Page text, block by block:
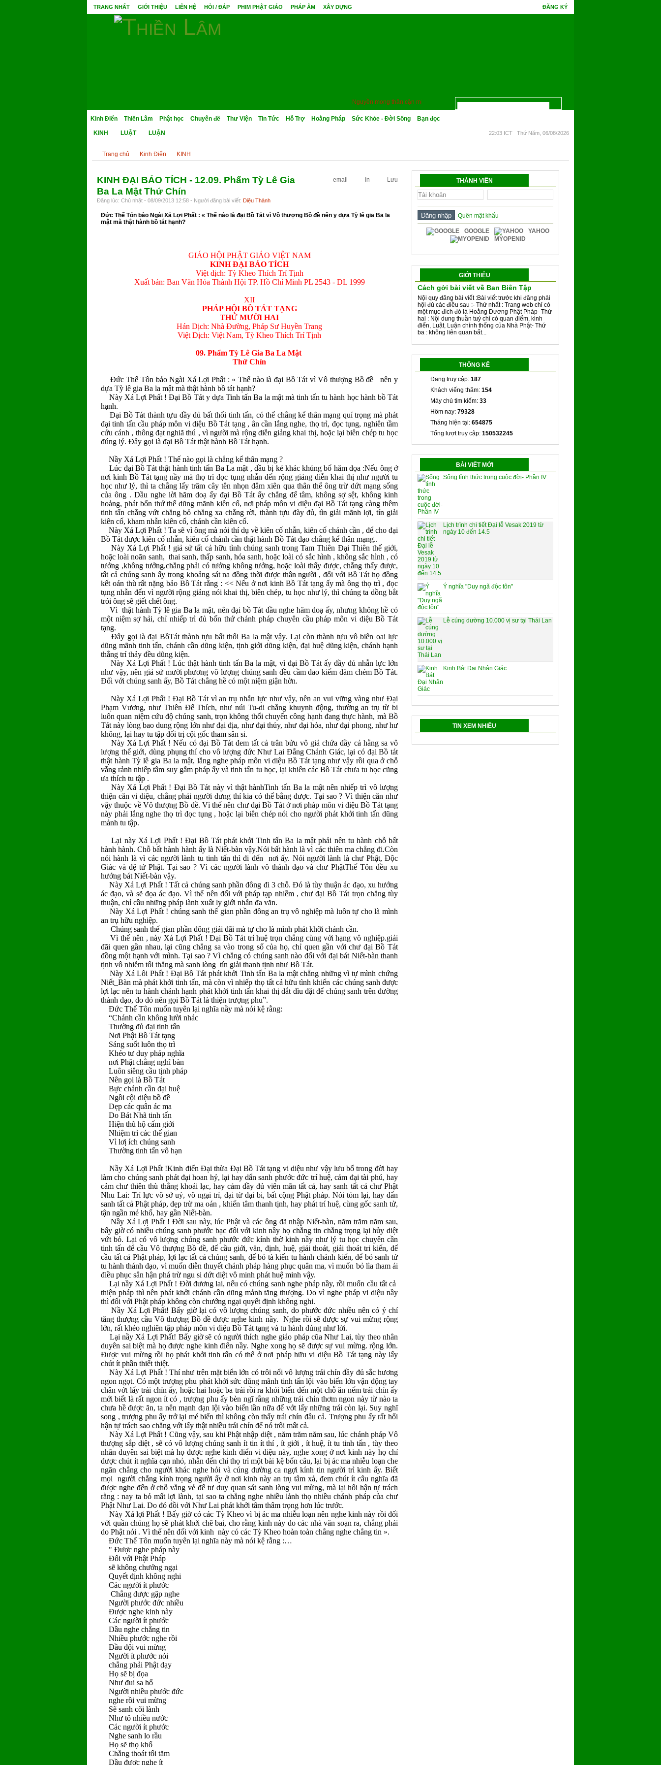
TRANG NHẤT GIỚI THIỆU LIÊN HỆ HỎI / ĐÁP PHIM PHẬT GIÁO PHÁP ÂM XÂY DỰNG ĐĂNG KÝ
Nguyền mong thân cận minh sư, quả Bồ Đề một đêm mà chín. Phúc gặp tình cờ tri thức, hoa Ưu Đàm mấy kiếp đâm
Kinh Điển
KINH LUẬT LUẬN
Thiền Lâm Phật học Chuyên đề Thư Viện Tin Tức Hỗ Trợ Hoằng Pháp Sức Khỏe - Đời Sống Bạn đọc
22:03 ICT Thứ Năm, 06/08/2026
Trang chủ Kinh Điển KINH
email In Lưu
KINH ĐẠI BẢO TÍCH - 12.09. Phẩm Tỳ Lê Gia
Ba La Mật Thứ Chín
Đăng lúc: Chủ nhật - 08/09/2013 12:58 - Người đăng bài viết: Diệu Thành
Ðức Thế Tôn bảo Ngài Xá Lợi Phất : « Thế nào là đại Bồ Tát vì Vô thượng Bồ đề nên y dựa Tỳ lê gia Ba la
mật mà thật hành bồ tát hạnh?
GIÁO HỘI PHẬT GIÁO VIỆT NAM
KINH ÐẠI BẢO TÍCH
Việt dịch: Tỳ Kheo Thích Trí Tịnh
Xuất bản: Ban Văn Hóa Thành Hội TP. Hồ Chí Minh PL 2543 - DL 1999
XII
PHÁP HỘI BỒ TÁT TẠNG
THỨ MƯỜI HAI
Hán Dịch: Nhà Đường, Pháp Sư Huyền Trang
Việt Dịch: Việt Nam, Tỳ Kheo Thích Trí Tịnh
09. Phẩm Tỳ Lê Gia Ba La Mật
Thứ Chín
Ðức Thế Tôn bảo Ngài Xá Lợi Phất : « Thế nào là đại Bồ Tát vì Vô thượng Bồ đề nên y
dựa Tỳ lê gia Ba la mật mà thật hành bồ tát hạnh?
Này Xá Lợi Phất ! Ðại Bồ Tát y dựa Tinh tấn Ba la mật mà tinh tấn tu hành học hành bồ Tát
hạnh.
Ðại Bồ Tát thành tựu đầy đủ bất thối tinh tấn, có thể chẳng kể thân mạng quí trọng mà phát
đại tinh tấn cầu pháp môn vi diệu Bồ Tát tạng , ân cần lắng nghe, thọ trì, đọc tụng, nghiên tầm
cứu cánh , thông đạt nghiã thú , vì người mà rộng diễn giảng khai thị, hoặc lại biên chép tu học
đúng lý. Ðây gọi là đại Bồ Tát thật hành Bồ Tát hạnh.
Nầy Xá Lợi Phất ! Thế nào gọi là chẳng kể thân mạng ?
Lúc đại Bồ Tát thật hành tinh tấn Ba La mật , dầu bị kẻ khác khủng bố hăm dọa :Nếu ông ở
nơi kinh Bồ Tát tạng nầy mà thọ trì đọc tụng nhẫn đến rộng giảng diễn khai thị như người tu
học như lý, thì ta chẳng lấy trăm cây tên nhọn đâm xiên qua thân thể ông trừ dứt mạng sống
của ông . Dầu nghe lời hăm doạ ấy đại Bồ Tát ấy chẳng để tâm, không sợ sệt, không kinh
hoảng, phát bốn thứ thế dũng mãnh kiên cố, nơi pháp môn vi diệu đại Bồ Tát tạng càng thêm
tinh tấn chẳng vứt chẳng bỏ chẳng xa chẳng rời, thành tựu đày đủ, tìn giải mãnh lợi, tín giải
kiên cố, kham nhẫn kiên cố, chánh cần kiên cố.
Này Xá Lợi Phất ! Ta sẽ vì ông mà nói thí dụ về kiên cố nhẫn, kiên cố chánh cần , để cho đại
Bồ Tát được kiên cố nhẫn, kiên cố chánh cần thật hành Bồ Tát đạo chẳng kể thân mạng..
Này Xá Lợi Phất ! giả sử tất cả hữu tình chúng sanh trong Tam Thiên Ðại Thiên thế giới,
hoặc loài noãn sanh, thai sanh, thấp sanh, hóa sanh, hoặc loài có sắc hình , không sắc hình , có
tưởng ,không tưởng,chẳng phải có tưởng không tưởng, hoặc loài thấy được, chẳng thấy được,
tất cả chúng sanh ấy trong khoảng sát na đồng thời được thân người , đối với Bồ Tát họ đồng
kết oán thù rất nặng bảo Bồ Tát rằng : << Nếu ở nơi kinh Bồ Tát tạng ấy mà ông thọ trì , đọc
tụng nhẫn đến vì người rộng giảng nói khai thị, biên chép, tu học như lý, thì chúng ta dồng bắt
trói ông sẽ giết chết ông.
Vì thật hành Tỳ lê gia Ba la mật, nên đại bồ Tát dầu nghe hăm doạ ấy, nhưng không hề có
một niệm sợ hải, chỉ nhiếp trì đủ bốn thứ chánh pháp chuyên cầu pháp môn vi diệu Bồ Tát
tạng.
Ðây gọi là đại BồTát thành tựu bất thối Ba la mật vậy. Lại còn thành tựu vô biên oai lực
dũng mãnh tinh tấn, chánh cần dũng kiện, tịnh giới dũng kiện, đại huệ dũng kiện, chánh hạnh
thắng trí thảy đều dũng kiện.
Này Xá Lợi Phất ! Lúc thật hành tinh tấn Ba la mật, vì đại Bồ Tát ấy đầy đủ nhẫn lực lớn
như vậy, nên giả sử mười phương vô lượng chúng sanh đều cầm dao kiếm đăm chém Bồ Tát.
Ðối với chúng sanh ấy, Bồ Tát chẳng hề có một niệm giận hờn.
Này Xá Lợi Phất ! Ðại Bồ Tát vì an trụ nhẫn lực như vậy, nên an vui vững vàng như Ðại
Phạm Vương, như Thiên Ðế Thích, như núi Tu-di chẳng khuynh động, thường an trụ từ bi
luôn quan niệm cứu độ chúng sanh, trọn không thối chuyển công hạnh đang thực hành, mà Bồ
Tát này lòng bao dung rộng lớn như đại địa, như đại thủy, như đại hỏa, như đại phong, như hư
không, lại hay tu tập đối trị cội gốc tham sân si.
Này Xá Lợi Phất ! Nếu có đại Bồ Tát đem tất cả trân bửu vô giá chứa đầy cả hằng sa vô
lượng thế giới, dùng phụng thí cho vô lượng đức Như Lai Ðẳng Chánh Giác, lại có đại Bồ tát
thật hành Tỳ lê gia Ba la mật, lắng nghe pháp môn vi diệu Bồ Tát tạng như vậy rồi qua ở chỗ
vắng rảnh nhiếp tâm suy gẫm pháp ấy và tinh tấn tu học, lại khiến các Bồ Tát chưa tu học cũng
ưa thích tu tập .
Này Xá Lợi Phất ! Ðại Bồ Tát này vì thật hànhTinh tấn Ba la mật nên nhiếp trì vô lượng
thiện căn vi diệu, chẳng phải người dưng thí kia có thể bằng được. Tại sao ? Vì thiện căn như
vậy thuộc về Vô thượng Bồ đề. Vì thế nên chư đại Bồ Tát ở nơi pháp môn vi diệu Bồ Tát tạng
này phải lắng nghe thọ trì đọc tụng , hoặc lại biên chép nói cho người phát khởi tinh tấn dũng
mảnh tu tập.
Lại này Xá Lợi Phất ! Ðại Bồ Tát phát khởi Tinh tấn Ba la mật phải nên tu hành chỗ bất
hành hành. Chỗ bất hành hành ấy là Niết-bàn vậy.Nói bất hành là vì các thiên ma chẳng đi.Còn
nói hành là vì các người lành tu tinh tấn thì đi đến nơi ấy. Nói người lành là chư Phật, Ðộc
Giác và đệ tử Phật. Tại sao ? Vì các người lành vô thánh đạo và chư PhậtThế Tôn đều xu
hướng bát Niết-bàn vậy.
Này Xá Lợi Phất ! Tất cả chúng sanh phần đông đi 3 chỗ. Ðó là tùy thuận ác đạo, xu hướng
ác đạo, và sẽ đọa ác đạo. Vì thế nên đối với pháp tạp nhiễm , chư đại Bồ Tát trọn chẳng tùy
thuận, chỉ cầu những pháp lành xuất ly giới nhẫn đa văn.
Này Xá Lợi Phất ! chúng sanh thế gian phần đông an trụ vô nghiệp mà luôn tự cho là mình
an trụ hữu nghiệp.
Chúng sanh thế gian phần đông giải đãi mà tự cho là mình phát khỡi chánh cần.
Vì thế nên , này Xá Lợi Phất ! Ðại Bồ Tát trí huệ trọn chẳng cùng với hạng vô nghiệp.giải
đãi quen gần nhau, lại cũng chẳng sa vào trong số của họ, chỉ quen gần với chư đại Bồ Tát
đồng một hạnh với mình. Tại sao ? Vì chẳng có chúng sanh nào đối với đại bát Niết-bàn thanh
tịnh vô nhiễm tối thắng mà sanh lòng tín giải thanh tịnh như Bồ Tát.
Này Xá Lôi Phất ! Ðại Bồ Tát phát khởi Tinh tấn Ba la mật chẳng những vì tự mình chứng
Niết_Bàn mà phát khởi tinh tấn, mà còn vì nhiếp thọ tất cả hữu tình khiến các chúng sanh được
lợi lạc nên tu hành chánh hạnh phát khởi tinh tấn khai thị dắt dìu đặt để chúng sanh trên đường
thánh đạo, do đó nên gọi Bồ Tát là thiện trượng phu”.
Ðức Thế Tôn muốn tuyên lại nghĩa nầy mà nói kệ rằng:
“Chánh cần không lười nhác
Thường đủ đại tinh tấn
Nơi Phật Bồ Tát tạng
Sáng suốt luôn thọ trì
Khéo tư duy pháp nghĩa
nơi Phật chẳng nghĩ bàn
Luôn siêng cầu tịnh pháp
Nên gọi là Bồ Tát
Bực chánh cần đại huệ
Ngồi cội diệu bồ đề
Dẹp các quân ác ma
Do Bát Nhã tinh tấn
Hiện thũ hộ cấm giới
Nhiệm trì các thế gian
Vì lơị ích chúng sanh
Thường tinh tấn vô hạn
Nầy Xá Lợi Phất !Kinh điển Ðại thừa Ðại Bồ Tát tạng vi diệu như vậy lưu bố trong đời hay
làm cho chúng sanh phát đại hoan hỷ, lại hay dẩn sanh phước đức trí huệ, cảm đại tài phú, hay
cảm chư thiên thù thắng khoái lạc, hay cảm đầy đủ viên mãn tất cả, hay sanh tất cả chư Phật
Nhu Lai: Trí lực vô sở uý, vô ngại trí, đại từ đại bi, bất cộng Phật pháp. Nói tóm lại, hay dẩn
sanh tất cả Phật pháp, dẹp trừ ma oán , khiến tâm thanh tịnh, hay phát trí huệ, cùng gốc sanh tử,
tận ngần mé khổ, hay gần Niết-bàn.
Nầy Xá Lợị Phất ! Ðời sau này, lúc Phật và các ông đã nhập Niết-bàn, năm trăm năm sau,
bấy giờ có nhiều chúng sanh phước bạc đối với kinh nầy họ chẳng tin chẳng trọng lại hủy diệt
vứt bỏ. Lại có vô lượng chúng sanh phước đức kính thờ kinh nầy như lý tu học chuyên cần
tinh tấn để cầu Vô thượng Bồ đề, để cầu giới, văn, định, huệ, giải thoát, giải thoát tri kiến, để
cầu tất cả Phật pháp, lợi lạc tất cả chúng sanh, để bỏ tà kiến tu hành chánh kiến, để bỏ sanh tử
tu hành thánh đạo, vì muốn diễn thuyết chánh pháp hàng phục quân ma, vì muốn bỏ lìa tham ái
điều phục sân hận phá trừ ngu si dứt diệt vô minh phát huệ minh vậy.
Lại nầy Xá Lợi Phất ! Ðời đương lai, nếu có chúng sanh nghe pháp nầy, rồi muốn cầu tất cả
thiện pháp thì nên phát khởi chánh cần dũng mảnh tăng thượng. Do vì nghe pháp vi diệu nầy
thì đối với Phật pháp không còn chướng ngại quyết định không nghi.
Nầy Xá Lợi Phất! Bấy giờ lại có vô lượng chúng sanh, do phước đức nhiều nên có ý chí
tăng thượng cầu Vô thượng Bồ đề được nghe kinh nầy. Nghe rồi sẽ được sự vui mừng rộng
lớn, rất khéo nghiên tập pháp môn vi diệu Bồ Tát tạng và tu hành đúng như lời.
Lại nầy Xá Lợi Phất! Bấy giờ sẽ có người thích nghe giáo pháp cũa Như Lai, tùy theo nhân
duyên sai biệt mà họ được nghe kinh điển nầy. Nghe xong họ sẽ được sự vui mừng. rộng lớn.
Ðược vui mừng rồi họ phát khởi tinh tấn có thể ở nơi pháp hữu vi diệu Bồ Tát tạng này lấy
chút ít phần thiết thiệt.
Này Xá Lợi Phất ! Thí như trên mặt biển lớn có trôi nổi vô lượng trái chín đầy đủ sắc hương
ngon ngọt. Có một trượng phu phát khởi sức dũng mãnh tinh tấn lội vào biển lớn vận động tay
chân vớt lấy trái chín ấy, hoặc hai hoặc ba trái rồi ra khỏi biển đến một chỗ ăn nếm trái chín ấy
mới biết là rất ngon ít có , trượng phu ấy bèn ngĩ rằng những trái chín thơm ngon này từ nào ta
chưa hề được ăn, ta nên mạnh dạn lội vào biển lần nữa để vớt lấy những trái còn lại. Suy nghĩ
song , trượng phu ấy trở lại mé biển thì không còn thấy trái chín đâu cả. Trượng phu ấy rất hối
hận tự trách sao chẳng vớt lấy thật nhiều trái chín để nó trôi mất cả.
Này Xá Lợi Phất ! Cũng vậy, sau khi Phật nhập diệt , năm trăm năm sau, lúc chánh pháp Vô
thượng sắp diệt , sẽ có vô lượng chúng sanh ít tin ít thí , ít giới , ít huệ, ít tu tinh tấn , tùy theo
nhân duyên sai biệt mà họ được nghe kinh điển vi diệu này, nghe xong ở nơi kinh này họ chỉ
được chút ít nghĩa cạn nhỏ, nhẫn đến chỉ thọ trì một bài kệ bốn câu, lại bị ác ma nhiễu loạn che
ngăn chẳng cho người khác nghe hỏi và cúng dường ca ngợi kính tin người trì kinh ấy. Biết
mọi người chẳng kính trọng người ấy ở nơi kinh này an trụ tâm xả, đem chút ít câu nghĩa đã
được nghe đến ở chỗ vắng vẻ để tư duy quan sát sanh lòng vui mừng, mà lại hối hận tự trách
rằng : nay ta bỏ mất lợi lành, tại sao ta chẳng nghe nhiều lảnh thọ nhiều chánh pháp của chư
Phật Như Lai. Do đó đồi với Như Lai phát khởi tâm thâm trọng hơn lúc trước.
Này Xá lợi Phất ! Bấy giờ có các Tỳ Kheo vì bị ác ma nhiễu loạn nên nghe kinh này rồi đối
với quần chúng họ sẽ phát khởi chê bai, cho rằng kinh này do các nhà văn soạn ra, chẳng phải
do Phật nói . Vì thế nên đối với kinh này có các Tỳ Kheo hoàn toàn chẳng nghe chẳng tin ».
Ðức Thế Tôn muốn tuyên lại nghĩa này mà nói kệ rằng :…
" Ðược nghe pháp này
Ðối với Phật Pháp
sẽ không chướng ngại
Quyết định không nghi
Các người ít phước
Chẳng được gặp nghe
Người phước đức nhiều
Ðược nghe kinh này
Các người ít phước
Dầu nghe chẳng tin
Nhiều phước nghe rồi
Ðầu đội vui mừng
Người ít phước nói
chẳng phải Phật dạy
Họ sẽ bị đọa
Như đui sa hố
Người nhiều phước đức
nghe rồi vui mừng
Sẽ sanh cõi lành
Như tô nhiều nước
Các người ít phước
Nghe sanh lo rầu
Họ sẽ thọ khổ
Chẳng thoát tối tăm
Dầu được nghe ít
THÀNH VIÊN
Quên mật khẩu
GOOGLE
YAHOO
MYOPENID
GIỚI THIỆU
Cách gởi bài viết về Ban Biên Tập
Nội quy đăng bài viết :Bài viết trước khi đăng phải
hội đủ các điều sau :- Thứ nhất : Trang web chỉ có
một mục đích đó là Hoằng Dương Phật Pháp- Thứ
hai : Nội dung thuần tuý chỉ có quan điểm, kinh
điển, Luật, Luận chính thống của Nhà Phật- Thứ
ba : không liên quan bất...
THỐNG KÊ
Đang truy cập: 187
Khách viếng thăm: 154
Máy chủ tìm kiếm: 33
Hôm nay: 79328
Tháng hiện tại: 654875
Tổng lượt truy cập: 150532245
BÀI VIẾT MỚI
Sống tỉnh thức trong cuộc đời- Phần IV
Lịch trình chi tiết Đại lễ Vesak 2019 từ
ngày 10 đến 14.5
Ý nghĩa "Duy ngã độc tôn"
Lễ cúng dường 10.000 vị sư tại Thái Lan
Kinh Bát Đại Nhân Giác
TIN XEM NHIỀU